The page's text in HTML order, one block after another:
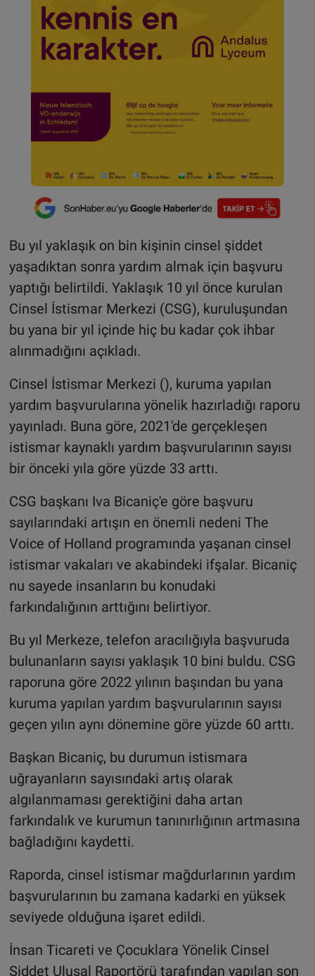
Bu yıl yaklaşık on bin kişinin cinsel şiddet
yaşadıktan sonra yardım almak için başvuru
yaptığı belirtildi. Yaklaşık 10 yıl önce kurulan
Cinsel İstismar Merkezi (CSG), kuruluşundan
bu yana bir yıl içinde hiç bu kadar çok ihbar
alınmadığını açıkladı.
Cinsel İstismar Merkezi (), kuruma yapılan
yardım başvurularına yönelik hazırladığı raporu
yayınladı. Buna göre, 2021'de gerçekleşen
istismar kaynaklı yardım başvurularının sayısı
bir önceki yıla göre yüzde 33 arttı.
CSG başkanı Iva Bicaniç'e göre başvuru
sayılarındaki artışın en önemli nedeni The
Voice of Holland programında yaşanan cinsel
istismar vakaları ve akabindeki ifşalar. Bicaniç
nu sayede insanların bu konudaki
farkındalığının arttığını belirtiyor.
Bu yıl Merkeze, telefon aracılığıyla başvuruda
bulunanların sayısı yaklaşık 10 bini buldu. CSG
raporuna göre 2022 yılının başından bu yana
kuruma yapılan yardım başvurularının sayısı
geçen yılın aynı dönemine göre yüzde 60 arttı.
Başkan Bicaniç, bu durumun istismara
uğrayanların sayısındaki artış olarak
algılanmaması gerektiğini daha artan
farkındalık ve kurumun tanınırlığının artmasına
bağladığını kaydetti.
Raporda, cinsel istismar mağdurlarının yardım
başvurularının bu zamana kadarki en yüksek
seviyede olduğuna işaret edildi.
İnsan Ticareti ve Çocuklara Yönelik Cinsel
Şiddet Ulusal Raportörü tarafından yapılan son